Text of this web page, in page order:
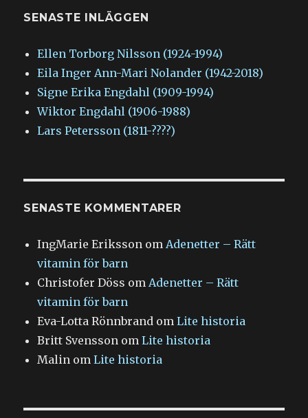
SENASTE INLÄGGEN
Ellen Torborg Nilsson (1924-1994)
Eila Inger Ann-Mari Nolander (1942-2018)
Signe Erika Engdahl (1909-1994)
Wiktor Engdahl (1906-1988)
Lars Petersson (1811-????)
SENASTE KOMMENTARER
IngMarie Eriksson omAdenetter – Rätt
vitamin för barn
Christofer Döss omAdenetter – Rätt
vitamin för barn
Eva-Lotta Rönnbrand omLite historia
Britt Svensson omLite historia
Malin omLite historia